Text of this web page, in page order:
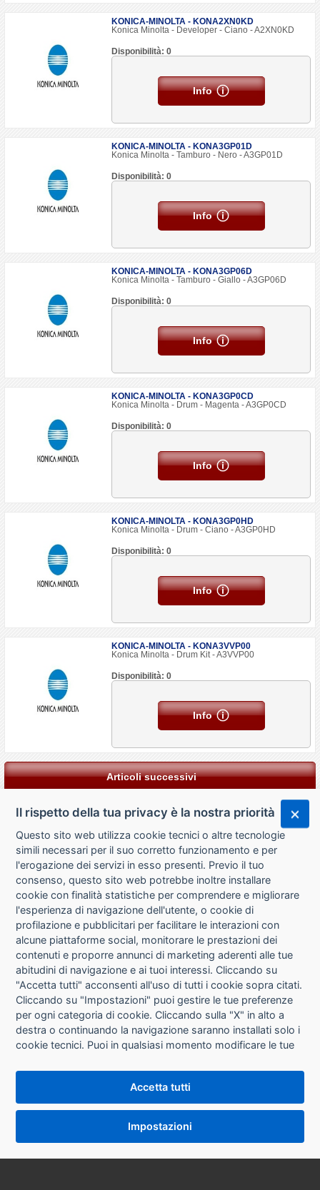
KONICA-MINOLTA - KONA2XN0KD
Konica Minolta - Developer - Ciano - A2XN0KD
Disponibilità: 0
Info
KONICA-MINOLTA - KONA3GP01D
Konica Minolta - Tamburo - Nero - A3GP01D
Disponibilità: 0
Info
KONICA-MINOLTA - KONA3GP06D
Konica Minolta - Tamburo - Giallo - A3GP06D
Disponibilità: 0
Info
KONICA-MINOLTA - KONA3GP0CD
Konica Minolta - Drum - Magenta - A3GP0CD
Disponibilità: 0
Info
KONICA-MINOLTA - KONA3GP0HD
Konica Minolta - Drum - Ciano - A3GP0HD
Disponibilità: 0
Info
KONICA-MINOLTA - KONA3VVP00
Konica Minolta - Drum Kit - A3VVP00
Disponibilità: 0
Info
Articoli successivi
CHI SIAMO
CONTATTI
CONDIZIONI DI VENDITA
RICHIESTA RECESSO
PRIVACY
Il rispetto della tua privacy è la nostra priorità
Questo sito web utilizza cookie tecnici o altre tecnologie
simili necessari per il suo corretto funzionamento e per
l'erogazione dei servizi in esso presenti. Previo il tuo
consenso, questo sito web potrebbe inoltre installare
cookie con finalità statistiche per comprendere e migliorare
l'esperienza di navigazione dell'utente, o cookie di
profilazione e pubblicitari per facilitare le interazioni con
alcune piattaforme social, monitorare le prestazioni dei
contenuti e proporre annunci di marketing aderenti alle tue
abitudini di navigazione e ai tuoi interessi. Cliccando su
"Accetta tutti" acconsenti all'uso di tutti i cookie sopra citati.
Cliccando su "Impostazioni" puoi gestire le tue preferenze
per ogni categoria di cookie. Cliccando sulla "X" in alto a
destra o continuando la navigazione saranno installati solo i
cookie tecnici. Puoi in qualsiasi momento modificare le tue
che si trova in fondo alle pagine del sito. Per maggiori
informazioni consulta la nostraInformativa sui cookie
Accetta tutti
Impostazioni